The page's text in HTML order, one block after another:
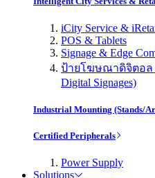
iCity Service &
POS & Tablets
Signage & Edge
ป้ายโฆษณาดิจิตอล
Digital Signages)
Industrial Mounting (Stands/
Certified Peripherals
Power Supply
Solutions